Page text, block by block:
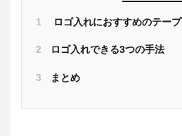
1 ロゴ入れにおすすめのテープ
2 ロゴ入れできる3つの手法
3 まとめ